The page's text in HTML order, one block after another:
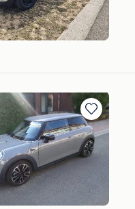
Bewaren
in
Mijn
Favorieten